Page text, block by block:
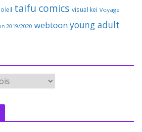
taifu comics visual kei Voyage
2019/2020 webtoon young adult